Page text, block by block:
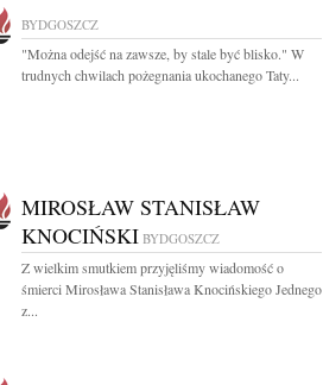
BYDGOSZCZ
"Można odejść na zawsze, by stale być blisko." W
trudnych chwilach pożegnania ukochanego Taty...
MIROSŁAW STANISŁAW
KNOCIŃSKI BYDGOSZCZ
Z wielkim smutkiem przyjęliśmy wiadomość o
śmierci Mirosława Stanisława Knocińskiego Jednego
z...